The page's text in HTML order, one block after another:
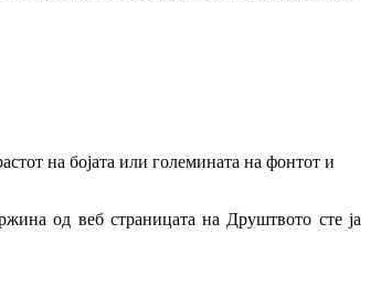
на бојата или големината на фонтот и
од веб страницата на Друштвото сте ја